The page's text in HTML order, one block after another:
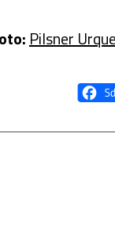
Pilsner